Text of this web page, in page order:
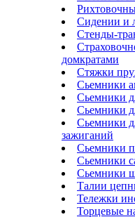
Сидении и
Стенды-
домкратами
Стяжки
Сьемники
Сьемники
Сьемники
Сьемники
зажиганий
Сьемники
Сьемники
Сьемники
Талии
Тележки
Торцевые